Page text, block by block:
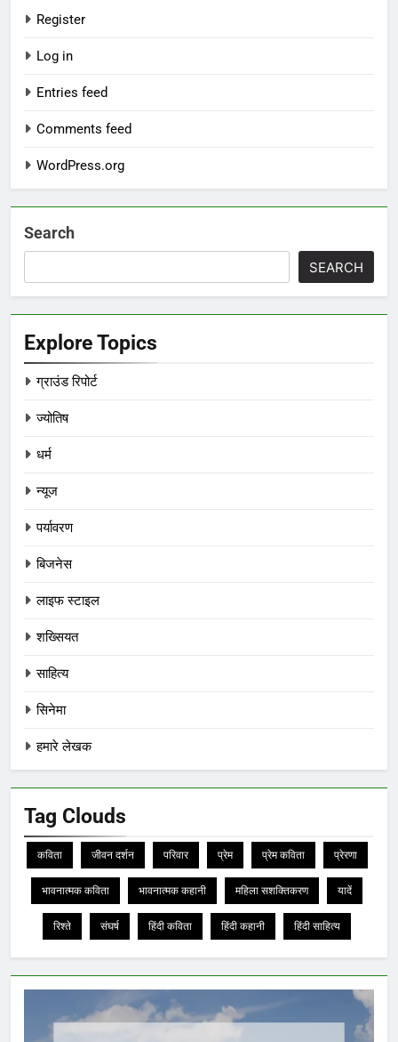
Register
Log in
Entries feed
Comments feed
WordPress.org
Search
SEARCH
Explore Topics
ग्राउंड रिपोर्ट
ज्योतिष
धर्म
न्यूज
पर्यावरण
बिजनेस
लाइफ स्टाइल
शख्सियत
साहित्य
सिनेमा
हमारे लेखक
Tag Clouds
कविता जीवन दर्शन परिवार प्रेम प्रेम कविता प्रेरणा
भावनात्मक कविता भावनात्मक कहानी महिला सशक्तिकरण यादें
रिश्ते संघर्ष हिंदी कविता हिंदी कहानी हिंदी साहित्य